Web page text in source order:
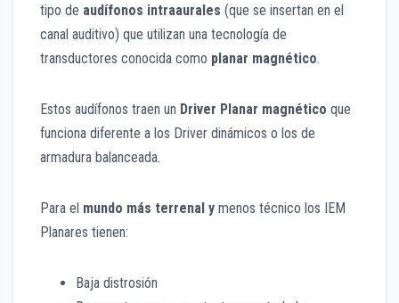
tipo de audífonos intraaurales (que se insertan en el
canal auditivo) que utilizan una tecnología de
transductores conocida como planar magnético.
Estos audífonos traen un Driver Planar magnético que
funciona diferente a los Driver dinámicos o los de
armadura balanceada.
Para el mundo más terrenal y menos técnico los IEM
Planares tienen:
Baja distrosión